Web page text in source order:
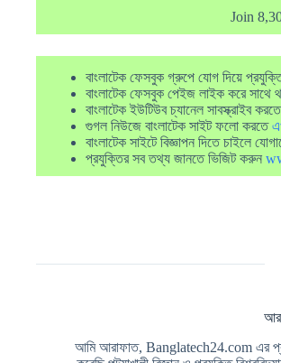
Join
বাংলাটেক ফেসবুক গ্রুপে যোগ দিয়ে
বাংলাটেক ফেসবুক পেইজ লাইক করে সাথে
বাংলাটেক ইউটিউব চ্যানেল সাবস্ক্রাইব করতে
গুগল নিউজে বাংলাটেক সাইট ফলো করতে
বাংলাটেক সাইটে বিজ্ঞাপন দিতে চাইলে
প্রযুক্তির সব তথ্য জানতে ভিজিট করুন
আমি আরাফাত, Banglatech24.com এর